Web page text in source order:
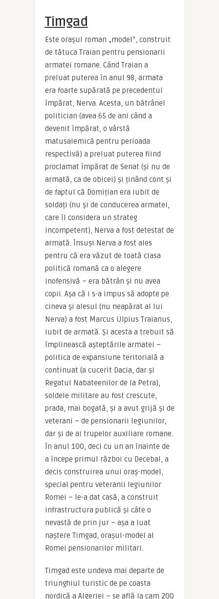
Timgad
Este orașul roman „model”, construit
de tătuca Traian pentru pensionarii
armatei romane. Când Traian a
preluat puterea în anul 98, armata
era foarte supărată pe precedentul
împărat, Nerva. Acesta, un bătrânel
politician (avea 65 de ani când a
devenit împărat, o vârstă
matusalemică pentru perioada
respectivă) a preluat puterea fiind
proclamat împărat de Senat (și nu de
armată, ca de obicei) și ținând cont și
de faptul că Domițian era iubit de
soldați (nu și de conducerea armatei,
care îl considera un strateg
incompetent), Nerva a fost detestat de
armată. Însuși Nerva a fost ales
pentru că era văzut de toată clasa
politică romană ca o alegere
inofensivă – era bătrân și nu avea
copii. Așa că i s-a impus să adopte pe
cineva și alesul (nu neapărat al lui
Nerva) a fost Marcus Ulpius Traianus,
iubit de armată. Și acesta a trebuit să
împlinească așteptările armatei –
politica de expansiune teritorială a
continuat (a cucerit Dacia, dar și
Regatul Nabateenilor de la Petra),
soldele militare au fost crescute,
prada, mai bogată, și a avut grijă și de
veterani – de pensionarii legiunilor,
dar și de ai trupelor auxiliare romane.
În anul 100, deci cu un an înainte de
a începe primul război cu Decebal, a
decis construirea unui oraș-model,
special pentru veteranii legiunilor
Romei – le-a dat casă, a construit
infrastructura publică și câte o
nevastă de prin jur – așa a luat
naștere Timgad, orașul-model al
Romei pensionarilor militari.
Timgad este undeva mai departe de
triunghiul turistic de pe coasta
nordică a Algeriei – se află la cam 200